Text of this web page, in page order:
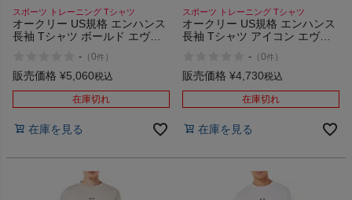
もっと見る
サックス SAXX
スポーツ トレーニング Tシャツ
オークリー US規格 エンハンス
長袖 Tシャツ ボールド エヴォ
OAKLEY Enhance Qd LS Tee
Bold Evo 4.0
- （0件 ）
販売価格 ¥5,060税込
在庫切れ
在庫を見る
スポーツ トレーニング Tシャツ
オークリー US規格 エンハンス
長袖 Tシャツ アイコン エヴォ
OAKLEY Enhance QD LS Tee
Icon Evo 3.7
- （0件 ）
販売価格 ¥4,730税込
在庫切れ
在庫を見る